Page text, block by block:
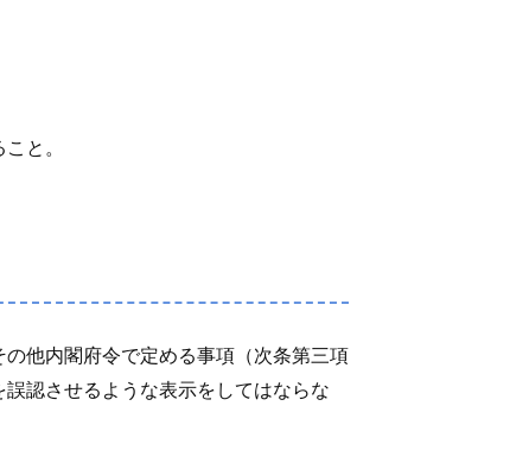
と。
他内閣府令で定める事項（次条第三項
認させるような表示をしてはならな